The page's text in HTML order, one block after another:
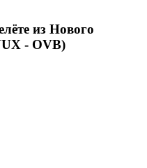
из Нового
- OVB)